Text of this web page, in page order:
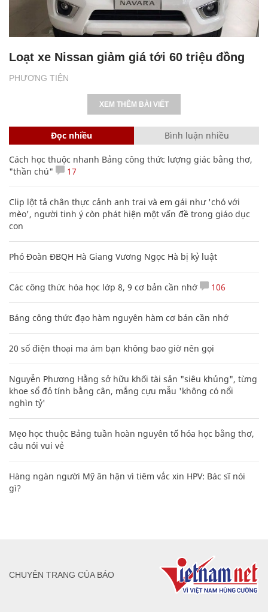
PHƯƠNG TIỆN
Loạt xe Nissan giảm giá tới 60 triệu đồng
XEM THÊM BÀI VIẾT
Đọc nhiều Bình luận nhiều
Cách học thuộc nhanh Bảng công thức lượng giác bằng thơ,
"thần chú"
17
Clip lột tả chân thực cảnh anh trai và em gái như 'chó với
mèo', người tinh ý còn phát hiện một vấn đề trong giáo dục
con
Phó Đoàn ĐBQH Hà Giang Vương Ngọc Hà bị kỷ luật
Các công thức hóa học lớp 8, 9 cơ bản cần nhớ 106
Bảng công thức đạo hàm nguyên hàm cơ bản cần nhớ
20 số điện thoại ma ám bạn không bao giờ nên gọi
Nguyễn Phương Hằng sở hữu khối tài sản "siêu khủng", từng
khoe sổ đỏ tính bằng cân, mắng cựu mẫu 'không có nổi
nghìn tỷ'
Mẹo học thuộc Bảng tuần hoàn nguyên tố hóa học bằng thơ,
câu nói vui vẻ
Hàng ngàn người Mỹ ân hận vì tiêm vắc xin HPV: Bác sĩ nói
gì?
CHUYÊN TRANG CỦA BÁO